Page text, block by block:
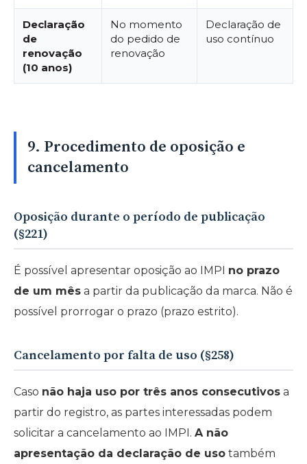
Declaração
de
renovação
(10 anos)
No momento
do pedido de
renovação
Declaração de
uso contínuo
9. Procedimento de oposição e
cancelamento
Oposição durante o período de publicação
(§221)
É possível apresentar oposição ao IMPI no prazo
de um mês a partir da publicação da marca. Não é
possível prorrogar o prazo (prazo estrito).
Cancelamento por falta de uso (§258)
Caso não haja uso por três anos consecutivos a
partir do registro, as partes interessadas podem
solicitar a cancelamento ao IMPI. A não
apresentação da declaração de uso também